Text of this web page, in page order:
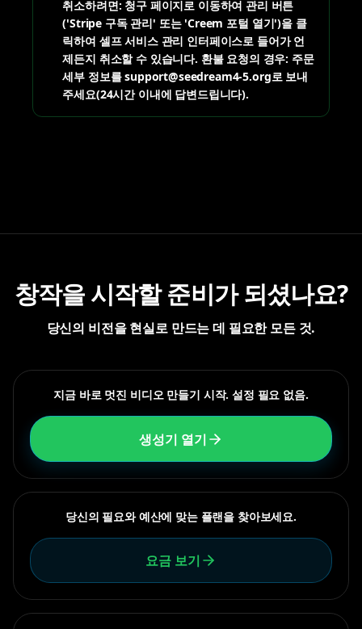
취소하려면: 청구 페이지로 이동하여 관리 버튼
('Stripe 구독 관리' 또는 'Creem 포털 열기')을 클
릭하여 셀프 서비스 관리 인터페이스로 들어가 언
제든지 취소할 수 있습니다. 환불 요청의 경우: 주문
세부 정보를 support@seedream4-5.org로 보내
주세요(24시간 이내에 답변드립니다).
창작을 시작할 준비가 되셨나요?
당신의 비전을 현실로 만드는 데 필요한 모든 것.
지금 바로 멋진 비디오 만들기 시작. 설정 필요 없음.
생성기 열기
당신의 필요와 예산에 맞는 플랜을 찾아보세요.
요금 보기